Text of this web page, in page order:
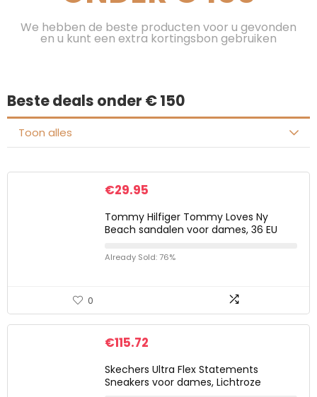
We hebben de beste producten voor u gevonden
en u kunt een extra kortingsbon gebruiken
Beste deals onder € 150
Toon alles
€29.95
Tommy Hilfiger Tommy Loves Ny
Beach sandalen voor dames, 36 EU
Already Sold: 76%
0
€115.72
Skechers Ultra Flex Statements
Sneakers voor dames, Lichtroze